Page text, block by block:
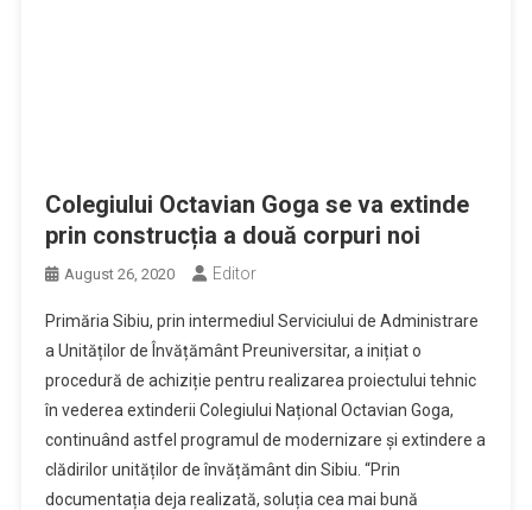
Colegiului Octavian Goga se va extinde
prin construcția a două corpuri noi
August 26, 2020 Editor
Primăria Sibiu, prin intermediul Serviciului de Administrare
a Unităților de Învățământ Preuniversitar, a inițiat o
procedură de achiziție pentru realizarea proiectului tehnic
în vederea extinderii Colegiului Național Octavian Goga,
continuând astfel programul de modernizare și extindere a
clădirilor unităților de învățământ din Sibiu. “Prin
documentația deja realizată, soluția cea mai bună